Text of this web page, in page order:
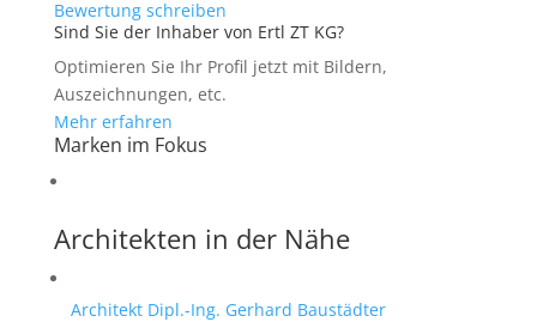
Bewertung schreiben
Sind Sie der Inhaber von Ertl ZT KG?
Optimieren Sie Ihr Profil jetzt mit Bildern,
Auszeichnungen, etc.
Mehr erfahren
Marken im Fokus
Architekten in der Nähe
Architekt Dipl.-Ing. Gerhard Baustädter